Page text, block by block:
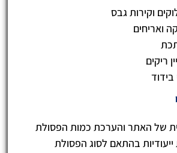
וקירות גבס
ואריחים
ריקים
בידוד
של האתר והערכת כמות הפסולת
בהתאם לסוג הפסולת